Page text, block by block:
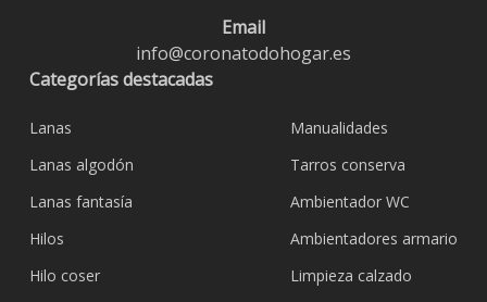
Email
info@coronatodohogar.es
Categorías destacadas
Lanas
Lanas algodón
Lanas fantasía
Hilos
Hilo coser
Manualidades
Tarros conserva
Ambientador WC
Ambientadores armario
Limpieza calzado